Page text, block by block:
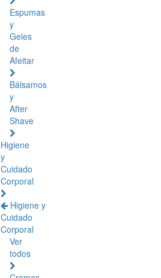
Espumas
y
Geles
de
Afeitar
Bálsamos
y
After
Shave
Higiene
y
Cuidado
Corporal
Higiene y
Cuidado
Corporal
Ver
todos